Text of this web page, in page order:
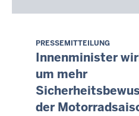
Sonntag,
9.
August
2026
-
PRESSEMITTEILUNG
Innenminister
um mehr
der